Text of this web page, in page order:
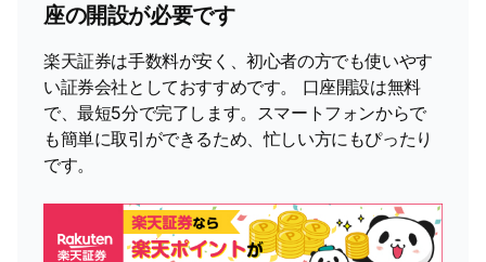
座の開設が必要です
楽天証券は手数料が安く、初心者の方でも使いやす
い証券会社としておすすめです。 口座開設は無料
で、最短5分で完了します。スマートフォンからで
も簡単に取引ができるため、忙しい方にもぴったり
です。